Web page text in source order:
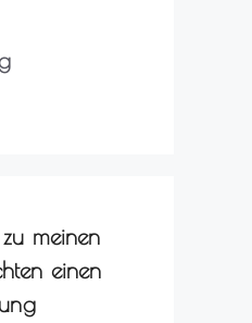
meinen
einen